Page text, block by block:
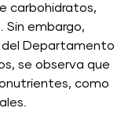
carbohidratos,
Sin embargo,
del Departamento
se observa que
como